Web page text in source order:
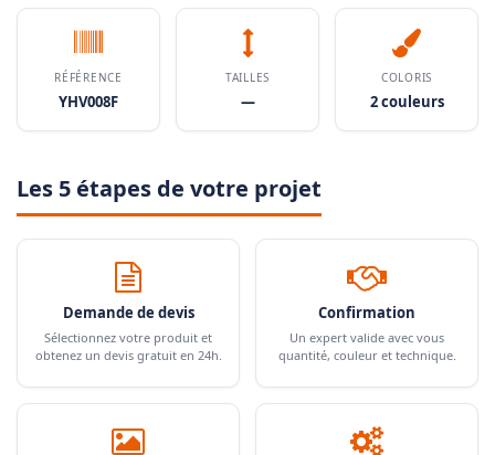
RÉFÉRENCE
YHV008F
TAILLES
—
COLORIS
2 couleurs
Les 5 étapes de votre projet
Demande de devis
Sélectionnez votre produit et
obtenez un devis gratuit en 24h.
Confirmation
Un expert valide avec vous
quantité, couleur et technique.